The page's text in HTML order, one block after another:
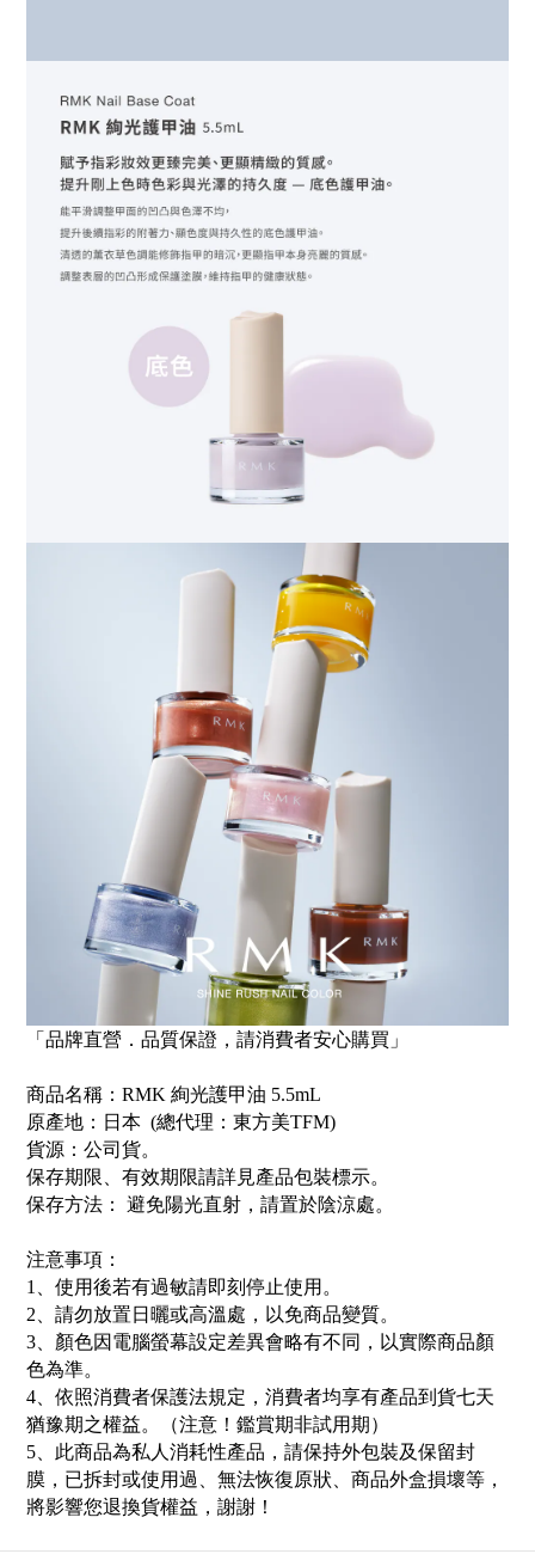
「品牌直營．品質保證，請消費者安心購買」
商品名稱：RMK 絢光護甲油 5.5mL
原產地：日本 (總代理：東方美TFM)
貨源：公司貨。
保存期限 、有效期限請詳見產品包裝標示。
保存方法： 避免陽光直射，請置於陰涼處。
注意事項：
1
、使用後若有過敏請即刻停止使用。
2 、請勿放置日曬或高溫處，以免商品變質。
3 、顏色因電腦螢幕設定差異會略有不同，以實際商品顏
色為準。
4 、依照消費者保護法規定，消費者均享有產品到貨七天
猶豫期之權益。（注意！鑑賞期非試用期）
5 、此商品為私人消耗性產品，請保持外包裝及保留封
膜，已拆封或使用過、無法恢復原狀、商品外盒損壞等，
將影響您退換貨權益，謝謝 ！